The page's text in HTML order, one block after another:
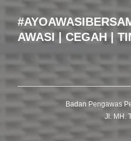
AWASI | CEGAH |
Badan Pengawas
Jl. MH.